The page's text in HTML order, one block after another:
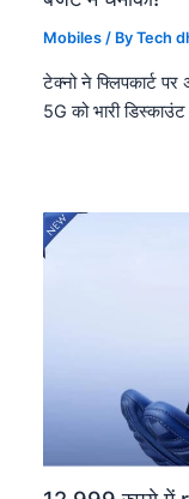
Mobiles / ByTech
टेक्नो ने फ्लिपकार्ट
5G को भारी